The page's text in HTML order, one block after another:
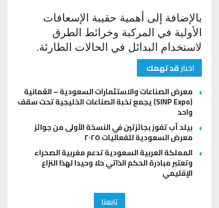
بالإضافة إلى أهمية حقيبة الإسعافات
الأولية في المركبة وخرائط الطرق
لاستخدام البدائل في الحالات الطارئة.
اخبارقد تهمك
معرض الصناعات والاستثمارات السعودية – العُمانية
(SINP Expo) يجمع نخبة الصناعات الخليجية تحت سقف
واحد
بيلد أب تفوز بجائزتين في النسخة الأولى من جوائز
معرض السعودية للفعاليات ٢٠٢٥
المملكة العربية السعودية تدعم مغربية الصحراء
وتعتبر مبادرة الحكم الذاتي حلا وحيدا لهذا النزاع
الإقليمي
تابعنا